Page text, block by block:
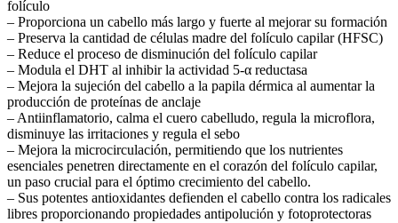
folículo
– Proporciona un cabello más largo y fuerte al mejorar su formación
– Preserva la cantidad de células madre del folículo capilar (HFSC)
– Reduce el proceso de disminución del folículo capilar
– Modula el DHT al inhibir la actividad 5-α reductasa
– Mejora la sujeción del cabello a la papila dérmica al aumentar la
producción de proteínas de anclaje
– Antiinflamatorio, calma el cuero cabelludo, regula la microflora,
disminuye las irritaciones y regula el sebo
– Mejora la microcirculación, permitiendo que los nutrientes
esenciales penetren directamente en el corazón del folículo capilar,
un paso crucial para el óptimo crecimiento del cabello.
– Sus potentes antioxidantes defienden el cabello contra los radicales
libres proporcionando propiedades antipolución y fotoprotectoras